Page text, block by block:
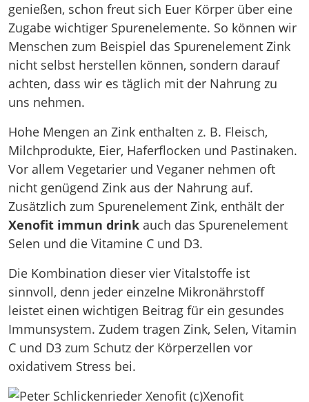
genießen, schon freut sich Euer Körper über eine
Zugabe wichtiger Spurenelemente. So können wir
Menschen zum Beispiel das Spurenelement Zink
nicht selbst herstellen können, sondern darauf
achten, dass wir es täglich mit der Nahrung zu
uns nehmen.
Hohe Mengen an Zink enthalten z. B. Fleisch,
Milchprodukte, Eier, Haferflocken und Pastinaken.
Vor allem Vegetarier und Veganer nehmen oft
nicht genügend Zink aus der Nahrung auf.
Zusätzlich zum Spurenelement Zink, enthält der
Xenofit immun drink auch das Spurenelement
Selen und die Vitamine C und D3.
Die Kombination dieser vier Vitalstoffe ist
sinnvoll, denn jeder einzelne Mikronährstoff
leistet einen wichtigen Beitrag für ein gesundes
Immunsystem. Zudem tragen Zink, Selen, Vitamin
C und D3 zum Schutz der Körperzellen vor
oxidativem Stress bei.